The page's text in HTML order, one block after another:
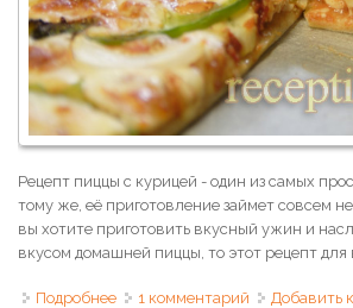
Рецепт пиццы с курицей - один из самых
тому же, её приготовление займет совсем
вы хотите приготовить вкусный ужин и
вкусом домашней пиццы, то этот рецепт для
Подробнее о Пицца с курицей и грибами
1 комментарий Добавить